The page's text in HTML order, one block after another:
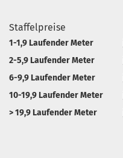
Staffelpreise
1-1,9 Laufender Meter
2-5,9 Laufender Meter
6-9,9 Laufender Meter
10-19,9 Laufender Meter
> 19,9 Laufender Meter